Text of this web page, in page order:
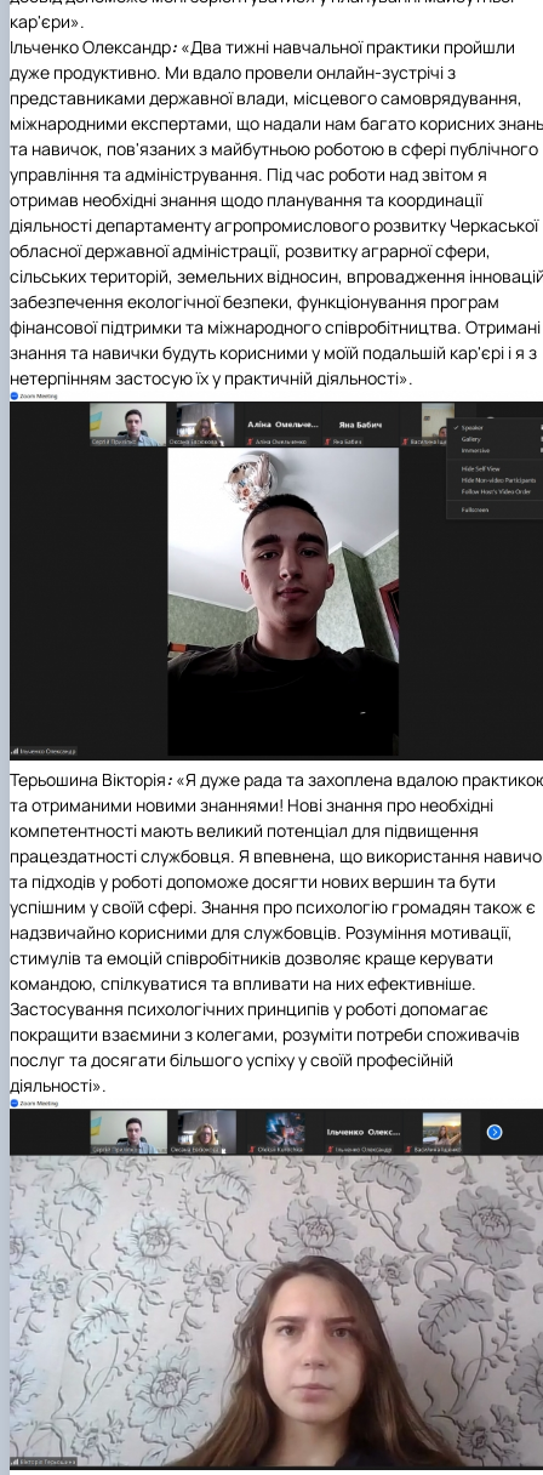
кар'єри».
Ільченко Олександр: «Два тижні навчальної практики пройшли
дуже продуктивно. Ми вдало провели онлайн-зустрічі з
представниками державної влади, місцевого самоврядування,
міжнародними експертами, що надали нам багато корисних знань
та навичок, пов'язаних з майбутньою роботою в сфері публічного
управління та адміністрування. Під час роботи над звітом я
отримав необхідні знання щодо планування та координації
діяльності департаменту агропромислового розвитку Черкаської
обласної державної адміністрації, розвитку аграрної сфери,
сільських територій, земельних відносин, впровадження
забезпечення екологічної безпеки, функціонування програм
фінансової підтримки та міжнародного співробітництва. Отримані
знання та навички будуть корисними у моїй подальшій кар'єрі і я з
нетерпінням застосую їх у практичній діяльності».
Терьошина Вікторія: «Я дуже рада та захоплена вдалою
та отриманими новими знаннями! Нові знання про необхідні
компетентності мають великий потенціал для підвищення
працездатності службовця. Я впевнена, що використання
та підходів у роботі допоможе досягти нових вершин та бути
успішним у своїй сфері. Знання про психологію громадян також є
надзвичайно корисними для службовців. Розуміння мотивації,
стимулів та емоцій співробітників дозволяє краще керувати
командою, спілкуватися та впливати на них ефективніше.
Застосування психологічних принципів у роботі допомагає
покращити взаємини з колегами, розуміти потреби споживачів
послуг та досягати більшого успіху у своїй професійній
діяльності».